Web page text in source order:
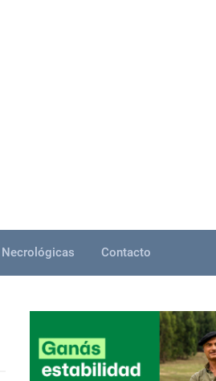
Necrológicas Contacto